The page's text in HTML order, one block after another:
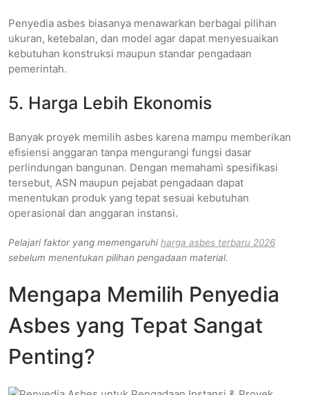
Penyedia asbes biasanya menawarkan berbagai pilihan
ukuran, ketebalan, dan model agar dapat menyesuaikan
kebutuhan konstruksi maupun standar pengadaan
pemerintah.
5. Harga Lebih Ekonomis
Banyak proyek memilih asbes karena mampu memberikan
efisiensi anggaran tanpa mengurangi fungsi dasar
perlindungan bangunan. Dengan memahami spesifikasi
tersebut, ASN maupun pejabat pengadaan dapat
menentukan produk yang tepat sesuai kebutuhan
operasional dan anggaran instansi.
Pelajari faktor yang memengaruhiharga asbes terbaru 2026
sebelum menentukan pilihan pengadaan material.
Mengapa Memilih Penyedia
Asbes yang Tepat Sangat
Penting?